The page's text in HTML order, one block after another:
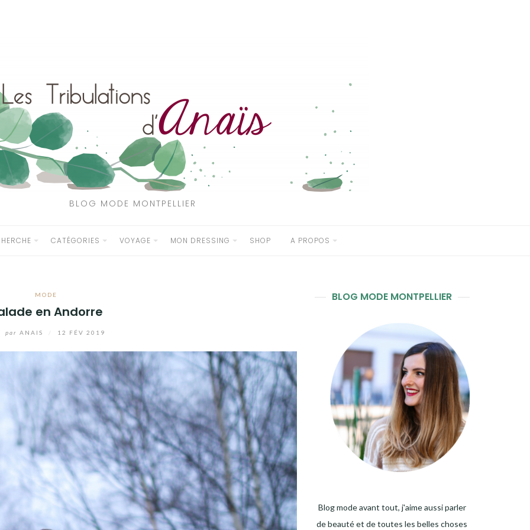
BLOG MODE MONTPELLIER
CATÉGORIES VOYAGE MON DRESSING SHOP A PROPOS
MODE
en Andorre
par ANAIS 12 FÉV 2019
BLOG MODE MONTPELLIER
Blog mode avant tout, j'aime aussi parler
de beauté et de toutes les belles choses